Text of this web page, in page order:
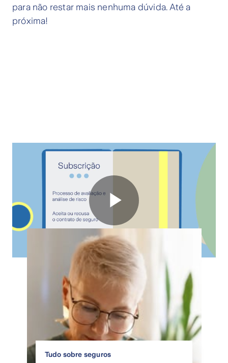
para não restar mais nenhuma dúvida. Até a
próxima!
Play
Video
Artigos
relacionados
Tudo sobre seguros